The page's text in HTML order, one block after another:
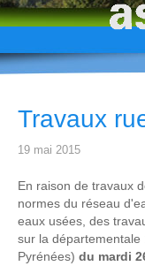
Travaux
19 mai 2015
En raison de travaux
normes du réseau
eaux usées, des
sur la départementale
Pyrénées) du mardi